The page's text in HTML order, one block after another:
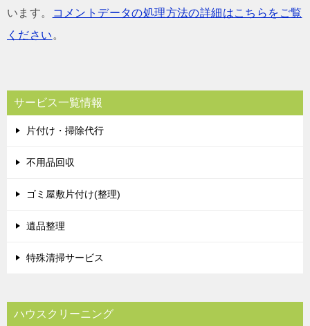
います。
コメントデータの処理方法の詳細はこちらをご覧
ください 。
サービス一覧情報
片付け・掃除代行
不用品回収
ゴミ屋敷片付け(整理)
遺品整理
特殊清掃サービス
ハウスクリーニング